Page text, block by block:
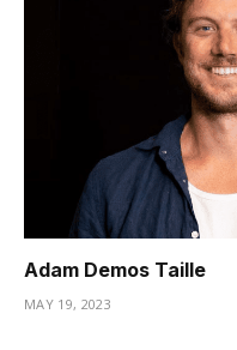
Adam Demos Taille
MAY 19, 2023